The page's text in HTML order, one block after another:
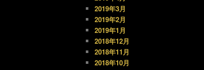
2019年3月
2019年2月
2019年1月
2018年12月
2018年11月
2018年10月